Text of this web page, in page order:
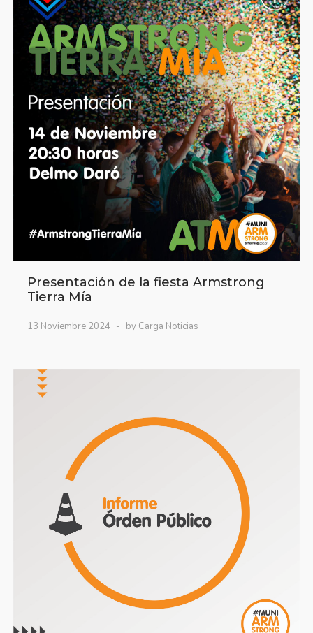
Presentación de la fiesta Armstrong
Tierra Mía
13 Noviembre 2024 by Carga Noticias